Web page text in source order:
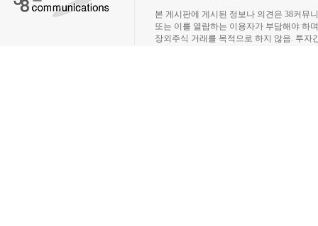
본 게시판에 게시된 정보나 의견은 38커뮤
또는 이를 열람하는 이용자가 부담해야 하
장외주식 거래를 목적으로 하지 않음. 투